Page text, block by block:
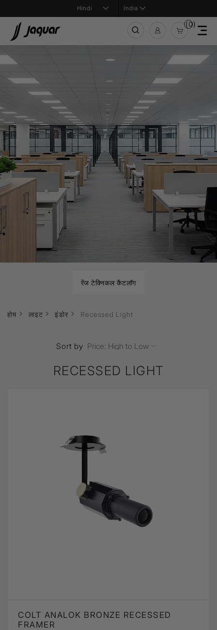
India
(0)
रेंज टेक्निकल कैटलॉग
होम लाइट इंडोर Recessed Light
RECESSED LIGHT
Sort by
COLT ANALOK BRONZE RECESSED
FRAMER